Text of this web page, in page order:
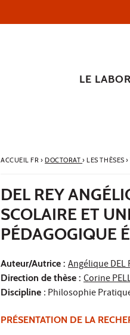
LE
ACCUEIL FR› DOCTORAT› LES THÈSES›
DEL REY
SCOLAIRE ET
PÉDAGOGIQUE
Auteur/Autrice : Angélique DEL
Direction de thèse : Corine
Discipline : Philosophie
PRÉSENTATION DE LA